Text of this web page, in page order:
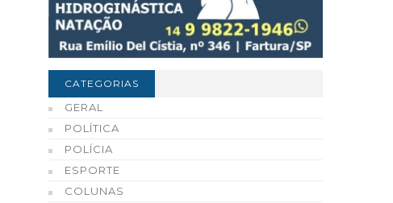
CATEGORIAS
GERAL
POLÍTICA
POLÍCIA
ESPORTE
COLUNAS